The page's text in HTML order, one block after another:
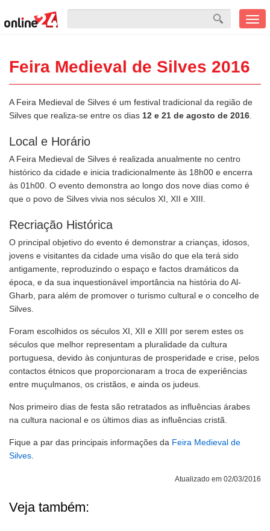
Feira Medieval de Silves 2016
A Feira Medieval de Silves é um festival tradicional da região de
Silves que realiza-se entre os dias 12 e 21 de agosto de 2016
Local e Horário
A Feira Medieval de Silves é realizada anualmente no centro
histórico da cidade e inicia tradicionalmente às 18h00 e encerra
às 01h00. O evento demonstra ao longo dos nove dias como é
que o povo de Silves vivia nos séculos XI, XII e XIII.
Recriação Histórica
O principal objetivo do evento é demonstrar a crianças, idosos,
jovens e visitantes da cidade uma visão do que ela terá sido
antigamente, reproduzindo o espaço e factos dramáticos da
época, e da sua inquestionável importância na história do Al-
Gharb, para além de promover o turismo cultural e o concelho de
Silves.
Foram escolhidos os séculos XI, XII e XIII por serem estes os
séculos que melhor representam a pluralidade da cultura
portuguesa, devido às conjunturas de prosperidade e crise, pelos
contactos étnicos que proporcionaram a troca de experiências
entre muçulmanos, os cristãos, e ainda os judeus.
Nos primeiro dias de festa são retratados as influências árabes
na cultura nacional e os últimos dias as influências cristã.
Fique a par das principais informações da Feira Medieval de
Silves
Atualizado em 02/03/2016
Veja também: